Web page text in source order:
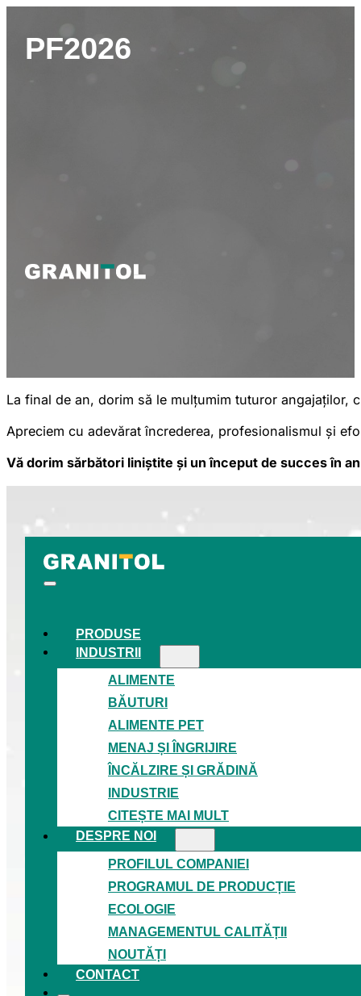
PRODUSE
INDUSTRII
ALIMENTE
BĂUTURI
ALIMENTE PET
MENAJ ȘI ÎNGRIJIRE
ÎNCĂLZIRE ȘI GRĂDINĂ
INDUSTRIE
CITEȘTE MAI MULT
DESPRE NOI
PROFILUL COMPANIEI
PROGRAMUL DE PRODUCȚIE
ECOLOGIE
MANAGEMENTUL CALITĂȚII
NOUTĂȚI
CONTACT
PF2026
La final de an, dorim să le mulțumim tuturor
Apreciem cu adevărat încrederea, profesionalismul și
Vă dorim sărbători liniștite și un început de succes în